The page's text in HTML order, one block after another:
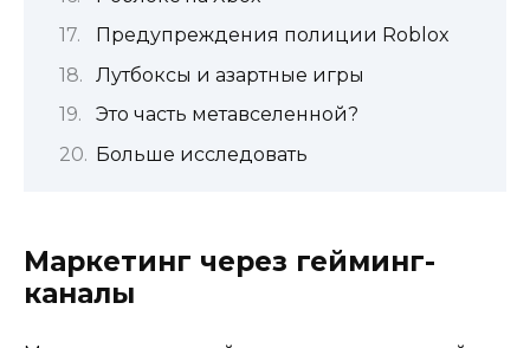
Предупреждения полиции Roblox
Лутбоксы и азартные игры
Это часть метавселенной?
Больше исследовать
Маркетинг через гейминг-
каналы